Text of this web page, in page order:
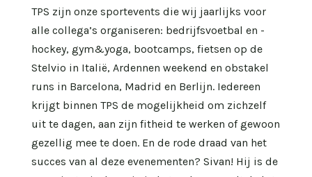
TPS zijn onze sportevents die wij jaarlijks voor
alle collega’s organiseren: bedrijfsvoetbal en -
hockey, gym&yoga, bootcamps, fietsen op de
Stelvio in Italië, Ardennen weekend en obstakel
runs in Barcelona, Madrid en Berlijn. Iedereen
krijgt binnen TPS de mogelijkheid om zichzelf
uit te dagen, aan zijn fitheid te werken of gewoon
gezellig mee te doen. En de rode draad van het
succes van al deze evenementen? Sivan! Hij is de